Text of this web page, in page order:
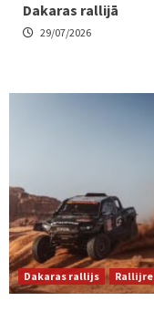
Dakaras rallijā
29/07/2026
Dakaras rallijs